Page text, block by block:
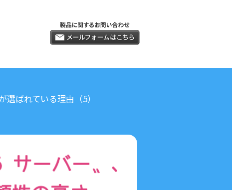
ばれている理由（5）